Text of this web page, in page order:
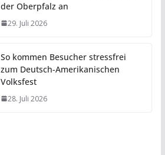
der Oberpfalz an
29. Juli 2026
So kommen Besucher stressfrei
zum Deutsch-Amerikanischen
Volksfest
28. Juli 2026